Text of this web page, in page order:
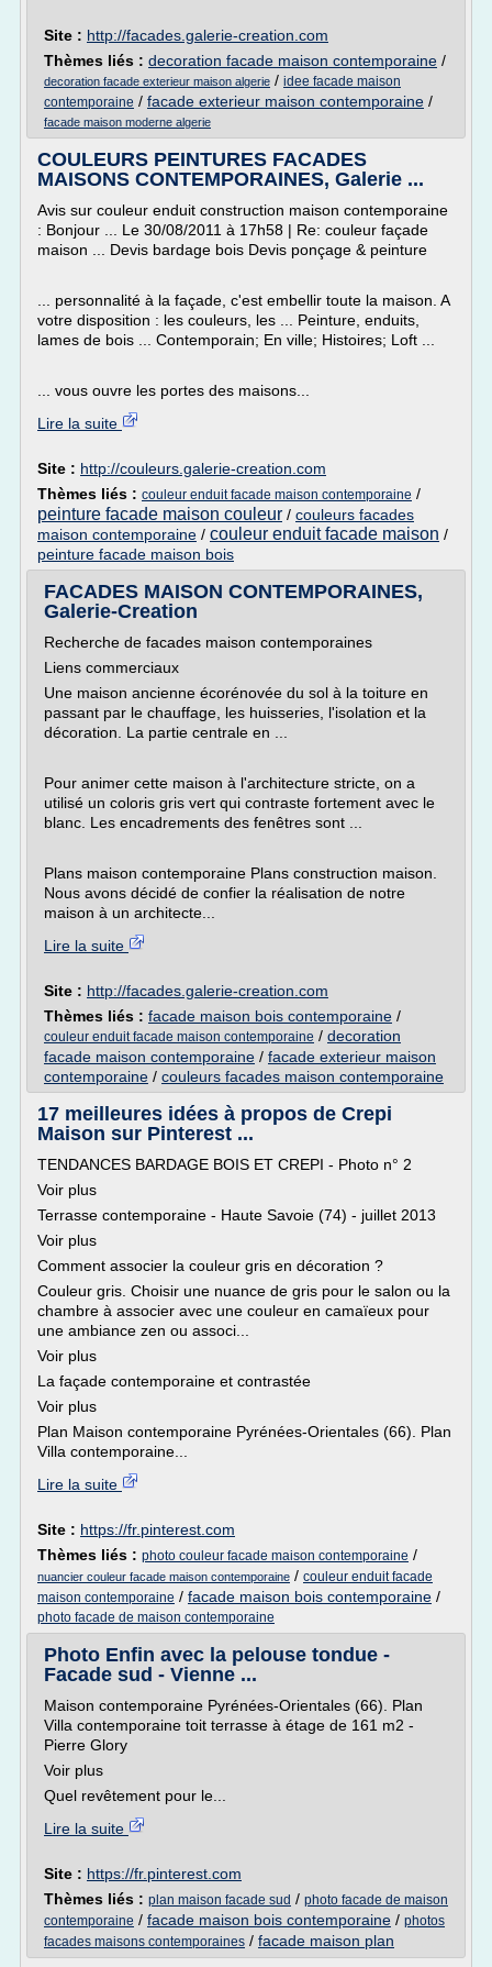
Site : http://facades.galerie-creation.com
Thèmes liés : decoration facade maison contemporaine /
decoration facade exterieur maison algerie / idee facade maison
contemporaine / facade exterieur maison contemporaine /
facade maison moderne algerie
COULEURS PEINTURES FACADES
MAISONS CONTEMPORAINES, Galerie ...
Avis sur couleur enduit construction maison contemporaine
: Bonjour ... Le 30/08/2011 à 17h58 | Re: couleur façade
maison ... Devis bardage bois Devis ponçage & peinture
... personnalité à la façade, c'est embellir toute la maison. A
votre disposition : les couleurs, les ... Peinture, enduits,
lames de bois ... Contemporain; En ville; Histoires; Loft ...
... vous ouvre les portes des maisons...
Lire la suite
Site : http://couleurs.galerie-creation.com
Thèmes liés : couleur enduit facade maison contemporaine /
peinture facade maison couleur / couleurs facades
maison contemporaine / couleur enduit facade maison /
peinture facade maison bois
FACADES MAISON CONTEMPORAINES,
Galerie-Creation
Recherche de facades maison contemporaines
Liens commerciaux
Une maison ancienne écorénovée du sol à la toiture en
passant par le chauffage, les huisseries, l'isolation et la
décoration. La partie centrale en ...
Pour animer cette maison à l'architecture stricte, on a
utilisé un coloris gris vert qui contraste fortement avec le
blanc. Les encadrements des fenêtres sont ...
Plans maison contemporaine Plans construction maison.
Nous avons décidé de confier la réalisation de notre
maison à un architecte...
Lire la suite
Site : http://facades.galerie-creation.com
Thèmes liés : facade maison bois contemporaine /
couleur enduit facade maison contemporaine / decoration
facade maison contemporaine / facade exterieur maison
contemporaine / couleurs facades maison contemporaine
17 meilleures idées à propos de Crepi
Maison sur Pinterest ...
TENDANCES BARDAGE BOIS ET CREPI - Photo n° 2
Voir plus
Terrasse contemporaine - Haute Savoie (74) - juillet 2013
Voir plus
Comment associer la couleur gris en décoration ?
Couleur gris. Choisir une nuance de gris pour le salon ou la
chambre à associer avec une couleur en camaïeux pour
une ambiance zen ou associ...
Voir plus
La façade contemporaine et contrastée
Voir plus
Plan Maison contemporaine Pyrénées-Orientales (66). Plan
Villa contemporaine...
Lire la suite
Site : https://fr.pinterest.com
Thèmes liés : photo couleur facade maison contemporaine /
nuancier couleur facade maison contemporaine / couleur enduit facade
maison contemporaine / facade maison bois contemporaine /
photo facade de maison contemporaine
Photo Enfin avec la pelouse tondue -
Facade sud - Vienne ...
Maison contemporaine Pyrénées-Orientales (66). Plan
Villa contemporaine toit terrasse à étage de 161 m2 -
Pierre Glory
Voir plus
Quel revêtement pour le...
Lire la suite
Site : https://fr.pinterest.com
Thèmes liés : plan maison facade sud / photo facade de maison
contemporaine / facade maison bois contemporaine / photos
facades maisons contemporaines / facade maison plan